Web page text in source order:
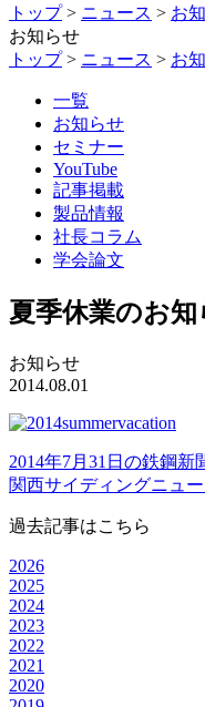
トップ> ニュース > お
お知らせ
トップ> ニュース > お
一覧
お知らせ
セミナー
YouTube
記事掲載
製品情報
社長コラム
学会論文
夏季休業のお知
お知らせ
2014.08.01
2014年7月31日の鉄鋼新
関西サイディングニュ
過去記事はこちら
2026
2025
2024
2023
2022
2021
2020